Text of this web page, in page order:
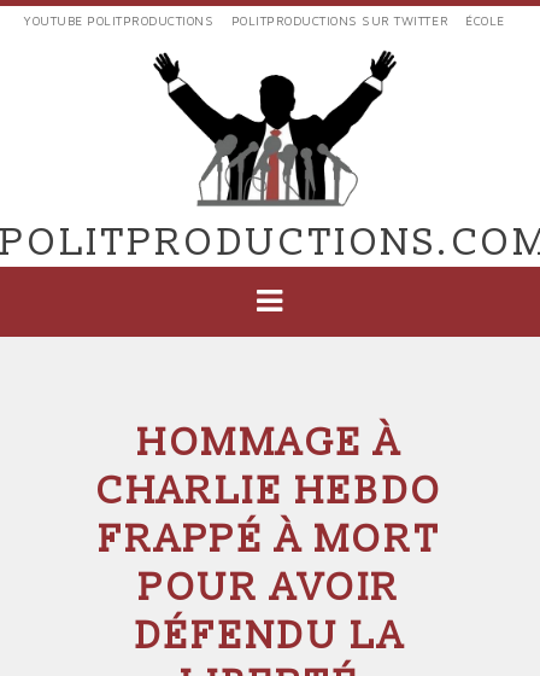
Aller
EXTERNES
POLIT'PRODUCTIONS
YOUTUBE POLITPRODUCTIONS POLITPRODUCTIONS SUR TWITTER ÉCOLE
HOMMAGE À
CHARLIE HEBDO
FRAPPÉ À MORT
POUR AVOIR
DÉFENDU LA